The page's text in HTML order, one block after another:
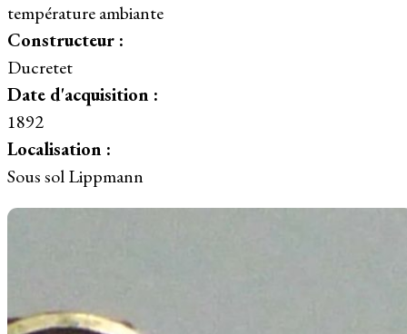
température ambiante
Constructeur :
Ducretet
Date d'acquisition :
1892
Localisation :
Sous sol Lippmann